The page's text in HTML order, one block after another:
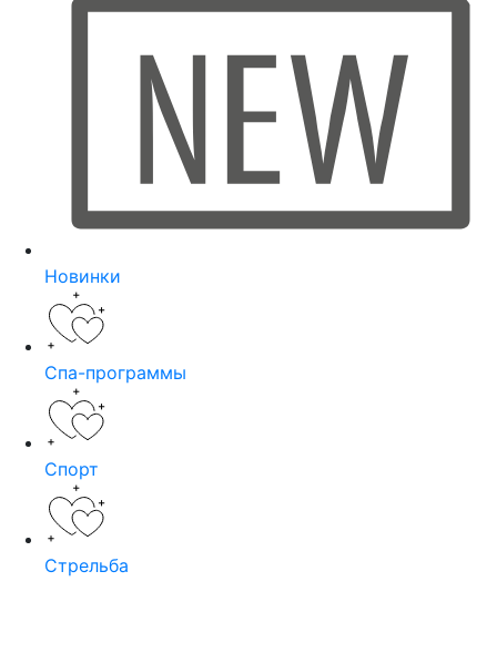
Новинки
Спа-программы
Спорт
Стрельба